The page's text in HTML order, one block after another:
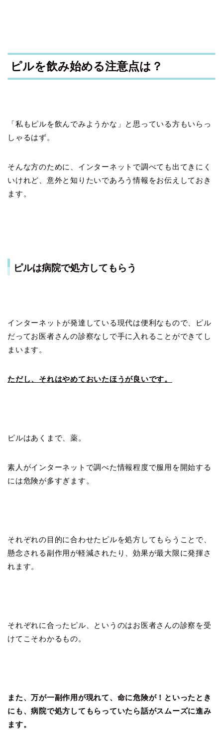
ピルを飲み始める注意点は？
「私もピルを飲んでみようかな」と思っている方もいらっ
しゃるはず。
そんな方のために、インターネットで調べても出てきにく
いけれど、意外と知りたいであろう情報をお伝えしておき
ます。
ピルは病院で処方してもらう
インターネットが発達している現代は便利なもので、ピル
だってお医者さんの診察なしで手に入れることができてし
まいます。
ただし、それはやめておいたほうが良いです。
ピルはあくまで、薬。
素人がインターネットで調べた情報程度で服用を開始する
には危険が多すぎます。
それぞれの目的に合わせたピルを処方してもらうことで、
懸念される副作用が軽減されたり、効果が最大限に発揮さ
れます。
それぞれに合ったピル、というのはお医者さんの診察を受
けてこそわかるもの。
また、万が一副作用が現れて、命に危険が！といったとき
にも、病院で処方してもらっていたら話がスムーズに進み
ます。